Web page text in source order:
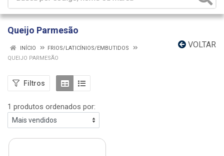
Queijo Parmesão
VOLTAR
INÍCIO
FRIOS/LATICÍNIOS/EMBUTIDOS
QUEIJO PARMESÃO
Filtros
1 produtos ordenados por: